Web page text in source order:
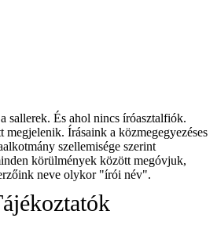
sallerek. És ahol nincs íróasztalfiók.
Írásaink a közmegegyezéses
szellemisége szerint
körülmények között megóvjuk,
neve olykor "írói név".